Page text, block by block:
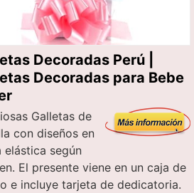
Decoradas Perú |
Decoradas para Bebe
Galletas de
con diseños en
elástica según
El presente viene en un caja de
e incluye tarjeta de dedicatoria.